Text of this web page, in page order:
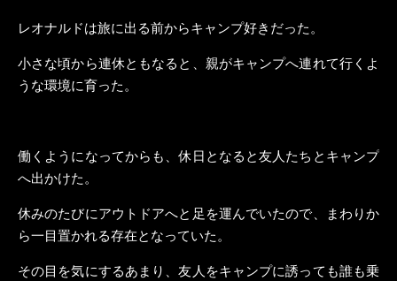
レオナルドは旅に出る前からキャンプ好きだった。
小さな頃から連休ともなると、親がキャンプへ連れて行くよ
うな環境に育った。
働くようになってからも、休日となると友人たちとキャンプ
へ出かけた。
休みのたびにアウトドアへと足を運んでいたので、まわりか
ら一目置かれる存在となっていた。
その目を気にするあまり、友人をキャンプに誘っても誰も乗